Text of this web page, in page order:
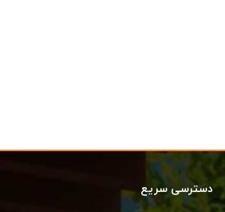
دسترسی سریع